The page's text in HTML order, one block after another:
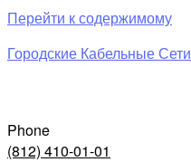
Перейти к содержимому
Городские Кабельные Сети
Phone
(812) 410-01-01